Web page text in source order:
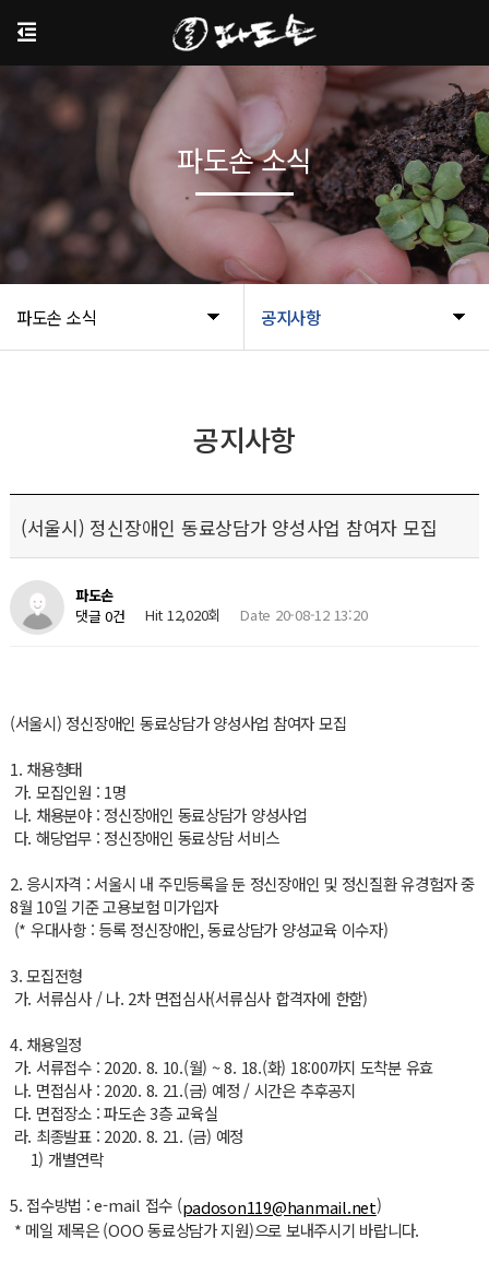
파도손 소식 공지사항
파도손 소식
공지사항
(서울시) 정신장애인 동료상담가 양성사업 참여자 모집
파도손
댓글 0건
Hit 12,020회 Date 20-08-12 13:20
(서울시) 정신장애인 동료상담가 양성사업 참여자 모집
1. 채용형태
가. 모집인원 : 1명
나. 채용분야 : 정신장애인 동료상담가 양성사업
다. 해당업무 : 정신장애인 동료상담 서비스
2. 응시자격 : 서울시 내 주민등록을 둔 정신장애인 및 정신질환 유경험자 중
8월 10일 기준 고용보험 미가입자
(* 우대사항 : 등록 정신장애인, 동료상담가 양성교육 이수자)
3. 모집전형
가. 서류심사 / 나. 2차 면접심사(서류심사 합격자에 한함)
4. 채용일정
가. 서류접수 : 2020. 8. 10.(월) ~ 8. 18.(화) 18:00까지 도착분 유효
나. 면접심사 : 2020. 8. 21.(금) 예정 / 시간은 추후공지
다. 면접장소 : 파도손 3층 교육실
라. 최종발표 : 2020. 8. 21. (금) 예정
1) 개별연락
5. 접수방법 : e-mail 접수 (padoson119@hanmail.net)
* 메일 제목은 (OOO 동료상담가 지원)으로 보내주시기 바랍니다.